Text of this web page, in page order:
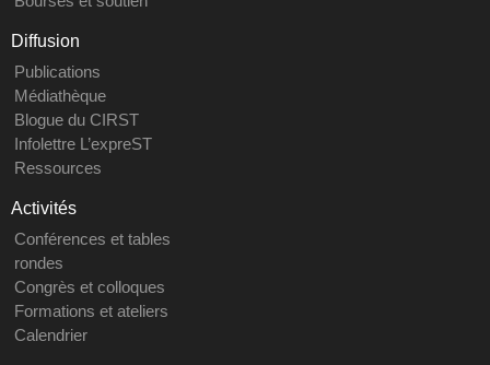
Diffusion
Publications
Médiathèque
Blogue du CIRST
Infolettre L’expreST
Ressources
Activités
Conférences et tables
rondes
Congrès et colloques
Formations et ateliers
Calendrier